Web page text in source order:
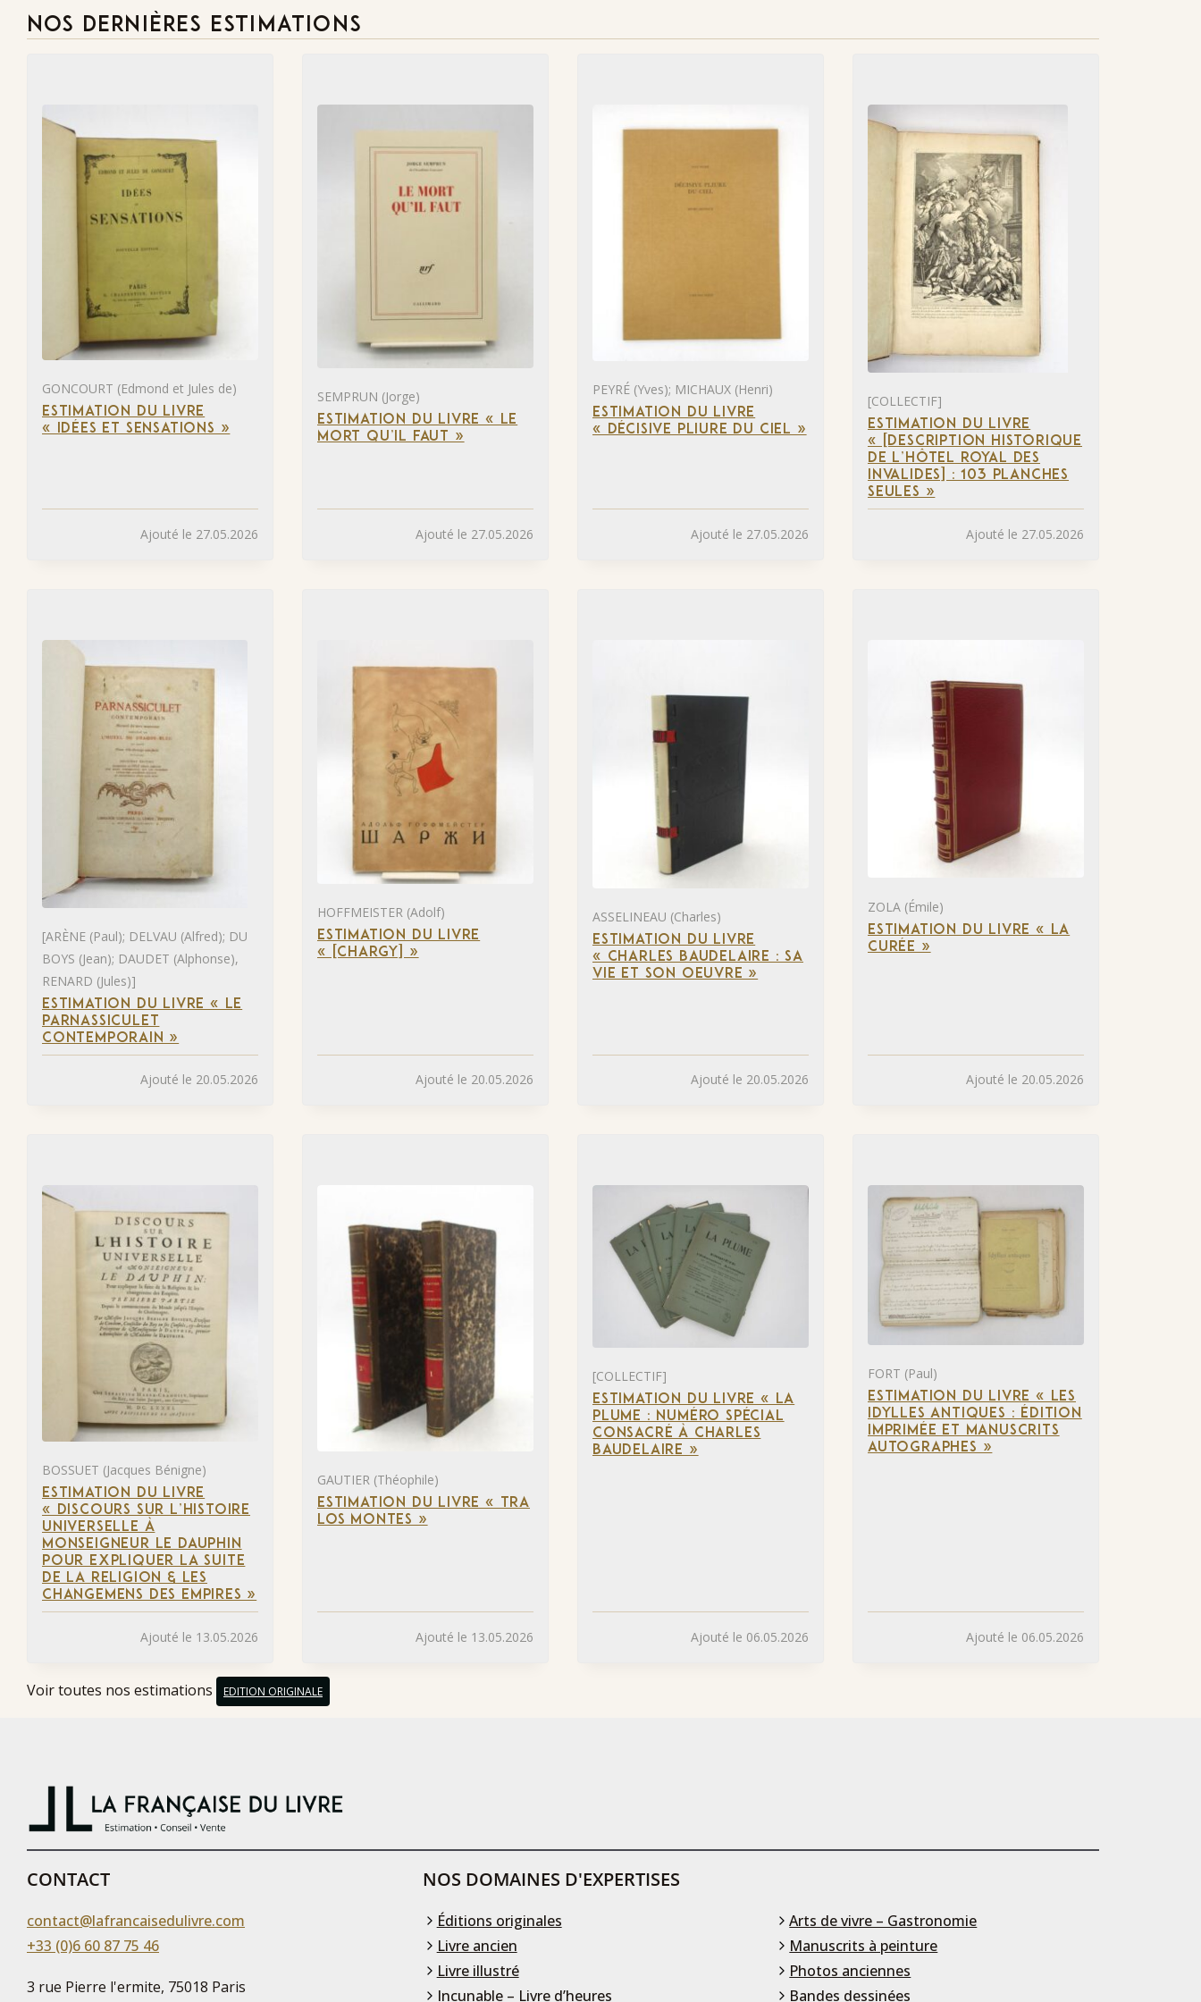
NOS DERNIÈRES ESTIMATIONS
GONCOURT (Edmond et Jules de)
ESTIMATION DU LIVRE
« IDÉES ET SENSATIONS »
Ajouté le 27.05.2026
SEMPRUN (Jorge)
ESTIMATION DU LIVRE « LE
MORT QU’IL FAUT »
Ajouté le 27.05.2026
PEYRÉ (Yves); MICHAUX (Henri)
ESTIMATION DU LIVRE
« DÉCISIVE PLIURE DU CIEL »
Ajouté le 27.05.2026
[COLLECTIF]
ESTIMATION DU LIVRE
« [DESCRIPTION HISTORIQUE
DE L’HÔTEL ROYAL DES
INVALIDES] : 103 PLANCHES
SEULES »
Ajouté le 27.05.2026
[ARÈNE (Paul); DELVAU (Alfred); DU
BOYS (Jean); DAUDET (Alphonse),
RENARD (Jules)]
ESTIMATION DU LIVRE « LE
PARNASSICULET
CONTEMPORAIN »
Ajouté le 20.05.2026
HOFFMEISTER (Adolf)
ESTIMATION DU LIVRE
« [CHARGY] »
Ajouté le 20.05.2026
ASSELINEAU (Charles)
ESTIMATION DU LIVRE
« CHARLES BAUDELAIRE : SA
VIE ET SON OEUVRE »
Ajouté le 20.05.2026
ZOLA (Émile)
ESTIMATION DU LIVRE « LA
CURÉE »
Ajouté le 20.05.2026
BOSSUET (Jacques Bénigne)
ESTIMATION DU LIVRE
« DISCOURS SUR L’HISTOIRE
UNIVERSELLE À
MONSEIGNEUR LE DAUPHIN
POUR EXPLIQUER LA SUITE
DE LA RELIGION & LES
CHANGEMENS DES EMPIRES »
Ajouté le 13.05.2026
GAUTIER (Théophile)
ESTIMATION DU LIVRE « TRA
LOS MONTES »
Ajouté le 13.05.2026
[COLLECTIF]
ESTIMATION DU LIVRE « LA
PLUME : NUMÉRO SPÉCIAL
CONSACRÉ À CHARLES
BAUDELAIRE »
Ajouté le 06.05.2026
FORT (Paul)
ESTIMATION DU LIVRE « LES
IDYLLES ANTIQUES : ÉDITION
IMPRIMÉE ET MANUSCRITS
AUTOGRAPHES »
Ajouté le 06.05.2026
Voir toutes nos estimations EDITION ORIGINALE
CONTACT
contact@lafrancaisedulivre.com
+33 (0)6 60 87 75 46
3 rue Pierre l'ermite, 75018 Paris
NOS DOMAINES D'EXPERTISES
Éditions originales
Livre ancien
Livre illustré
Incunable – Livre d’heures
Arts de vivre – Gastronomie
Manuscrits à peinture
Photos anciennes
Bandes dessinées